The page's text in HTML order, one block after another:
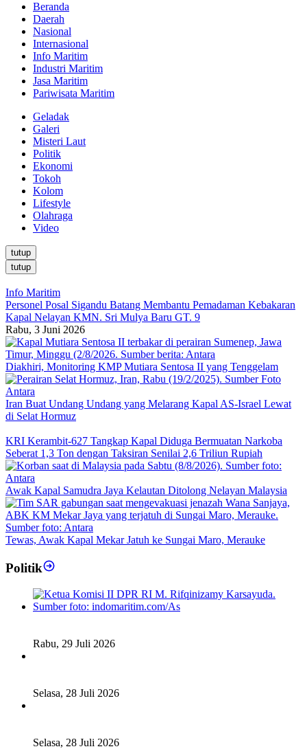
Beranda
Daerah
Nasional
Internasional
Info Maritim
Industri Maritim
Jasa Maritim
Pariwisata Maritim
Geladak
Galeri
Misteri Laut
Politik
Ekonomi
Tokoh
Kolom
Lifestyle
Olahraga
Video
tutup
tutup
Info Maritim
Personel Posal Sigandu Batang Membantu Pemadaman Kebakaran
Kapal Nelayan KMN. Sri Mulya Baru GT. 9
Rabu, 3 Juni 2026
Diakhiri, Monitoring KMP Mutiara Sentosa II yang Tenggelam
Iran Buat Undang Undang yang Melarang Kapal AS-Israel Lewat
di Selat Hormuz
KRI Kerambit-627 Tangkap Kapal Diduga Bermuatan Narkoba
Seberat 1,3 Ton dengan Taksiran Senilai 2,6 Triliun Rupiah
Awak Kapal Samudra Jaya Kelautan Ditolong Nelayan Malaysia
Tewas, Awak Kapal Mekar Jatuh ke Sungai Maro, Merauke
Politik
Rabu, 29 Juli 2026
Selasa, 28 Juli 2026
Selasa, 28 Juli 2026